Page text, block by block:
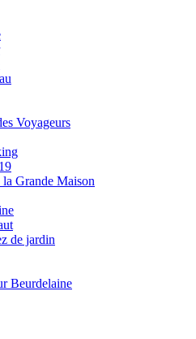
Voyageurs
Grande Maison
de jardin
Beurdelaine